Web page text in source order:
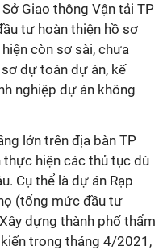
Giao thông Vận tải TP
tư hoàn thiện hồ sơ
còn sơ sài, chưa
dự toán dự án, kế
nghiệp dự án không
lớn trên địa bàn TP
hiện các thủ tục dù
Cụ thể là dự án Rạp
(tổng mức đầu tư
dựng thành phố thẩm
trong tháng 4/2021,